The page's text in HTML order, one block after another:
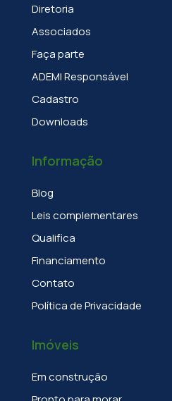
Diretoria
Associados
Faça parte
ADEMI Responsável
Cadastro
Downloads
Informação
Blog
Leis complementares
Qualifica
Financiamento
Contato
Política de Privacidade
Imóveis
Em construção